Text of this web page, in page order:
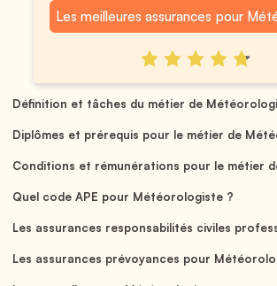
Les meilleures assurances pour
Définition et tâches du métier de
Diplômes et prérequis pour le métier de
Conditions et rémunérations pour le métier
Quel code APE pour Météorologiste ?
Les assurances responsabilités civiles
Les assurances prévoyances pour